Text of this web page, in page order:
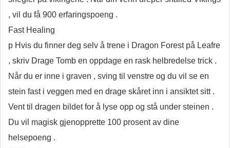
, vil du få 900 erfaringspoeng .
Fast Healing
p Hvis du finner deg selv å trene i Dragon Forest på Leafre
, skriv Drage Tomb en oppdage en rask helbredelse trick .
Når du er inne i graven , sving til venstre og du vil se en
stein fast i veggen med en drage skåret inn i ansiktet sitt .
Vent til dragen bildet for å lyse opp og stå under steinen .
Du vil magisk gjenopprette 100 prosent av dine
helsepoeng .